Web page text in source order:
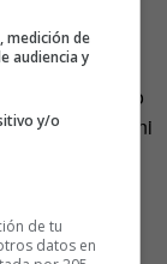
muy
naturaleza. No
ni caza, ni
en
medición de
audiencia y
y/o
de tu
datos en